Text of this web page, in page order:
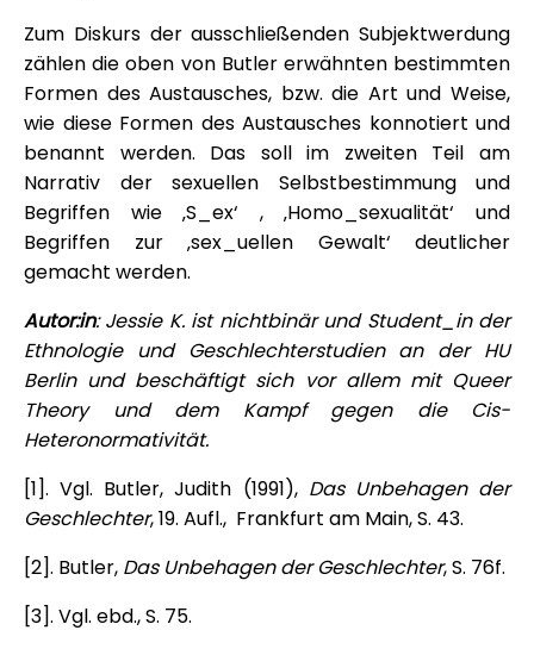
Zum Diskurs der ausschließenden Subjektwerdung
zählen die oben von Butler erwähnten bestimmten
Formen des Austausches, bzw. die Art und Weise,
wie diese Formen des Austausches konnotiert und
benannt werden. Das soll im zweiten Teil am
Narrativ der sexuellen Selbstbestimmung und
Begriffen wie ‚S_ex‘ , ‚Homo_sexualität‘ und
Begriffen zur ‚sex_uellen Gewalt‘ deutlicher
gemacht werden.
Autor:in: Jessie K. ist nichtbinär und Student_in der
Ethnologie und Geschlechterstudien an der HU
Berlin und beschäftigt sich vor allem mit Queer
Theory und dem Kampf gegen die Cis-
Heteronormativität.
[1]. Vgl. Butler, Judith (1991), Das Unbehagen der
Geschlechter, 19. Aufl., Frankfurt am Main, S. 43.
[2]. Butler, Das Unbehagen der Geschlechter, S. 76f.
[3]. Vgl. ebd., S. 75.